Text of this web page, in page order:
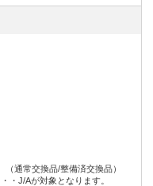
通常交換品/整備済交換品）
・J/Aが対象となります。